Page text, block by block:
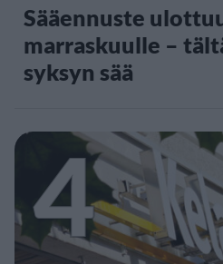
Sääennuste
marraskuulle –
syksyn sää
4